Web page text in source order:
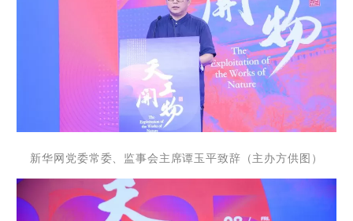
新华网党委常委、监事会主席谭玉平致辞 （主办方供图）